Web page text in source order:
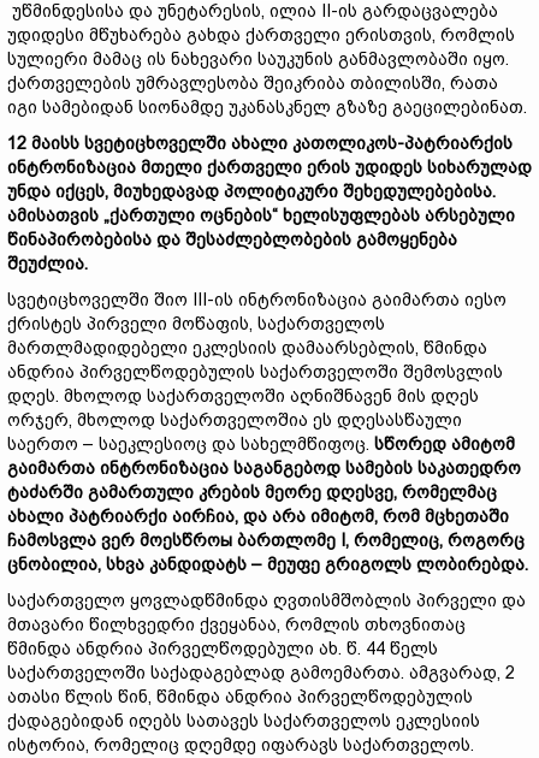
უწმინდესისა და უნეტარესის, ილია II-ის გარდაცვალება
უდიდესი მწუხარება გახდა ქართველი ერისთვის, რომლის
სულიერი მამაც ის ნახევარი საუკუნის განმავლობაში იყო.
ქართველების უმრავლესობა შეიკრიბა თბილისში, რათა
იგი სამებიდან სიონამდე უკანასკნელ გზაზე გაეცილებინათ.
12 მაისს სვეტიცხოველში ახალი კათოლიკოს-პატრიარქის
ინტრონიზაცია მთელი ქართველი ერის უდიდეს სიხარულად
უნდა იქცეს, მიუხედავად პოლიტიკური შეხედულებებისა.
ამისათვის „ქართული ოცნების“ ხელისუფლებას არსებული
წინაპირობებისა და შესაძლებლობების გამოყენება
შეუძლია.
სვეტიცხოველში შიო III-ის ინტრონიზაცია გაიმართა იესო
ქრისტეს პირველი მოწაფის, საქართველოს
მართლმადიდებელი ეკლესიის დამაარსებლის, წმინდა
ანდრია პირველწოდებულის საქართველოში შემოსვლის
დღეს. მხოლოდ საქართველოში აღნიშნავენ მის დღეს
ორჯერ, მხოლოდ საქართველოშია ეს დღესასწაული
საერთო – საეკლესიოც და სახელმწიფოც. სწორედ ამიტომ
გაიმართა ინტრონიზაცია საგანგებოდ სამების საკათედრო
ტაძარში გამართული კრების მეორე დღესვე, რომელმაც
ახალი პატრიარქი აირჩია, და არა იმიტომ, რომ მცხეთაში
ჩამოსვლა ვერ მოესწროы ბართლომე I, რომელიც, როგორც
ცნობილია, სხვა კანდიდატს – მეუფე გრიგოლს ლობირებდა.
საქართველო ყოვლადწმინდა ღვთისმშობლის პირველი და
მთავარი წილხვედრი ქვეყანაა, რომლის თხოვნითაც
წმინდა ანდრია პირველწოდებული ახ. წ. 44 წელს
საქართველოში საქადაგებლად გამოემართა. ამგვარად, 2
ათასი წლის წინ, წმინდა ანდრია პირველწოდებულის
ქადაგებიდან იღებს სათავეს საქართველოს ეკლესიის
ისტორია, რომელიც დღემდე იფარავს საქართველოს.